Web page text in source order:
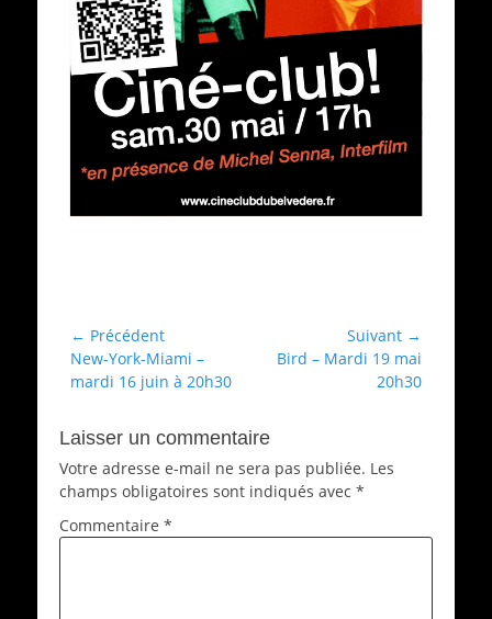
Navigation
de
l’article
← Précédent
Article
précédent :
New-York-Miami –
mardi 16 juin à 20h30
Suivant →
ArticleBird – Mardi 19 mai
20h30
Laisser un commentaire
Votre adresse e-mail ne sera pas publiée. Les
champs obligatoires sont indiqués avec *
Commentaire *